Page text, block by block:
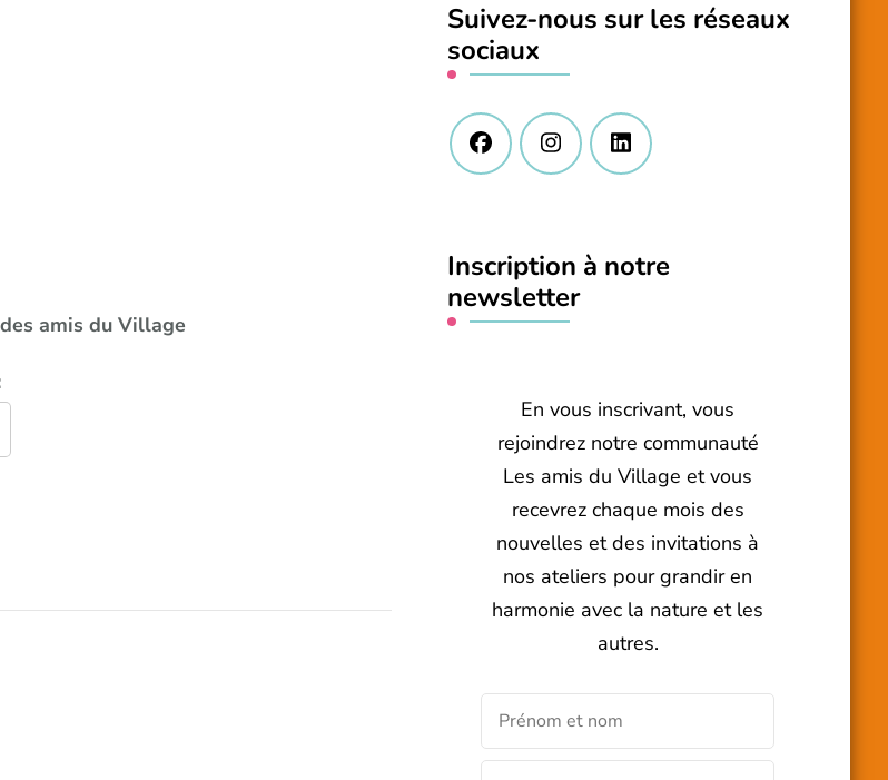
amis du Village
?
Suivez-nous sur les réseaux
sociaux
Inscription à notre
newsletter
En vous inscrivant, vous
rejoindrez notre communauté
Les amis du Village et vous
recevrez chaque mois des
nouvelles et des invitations à
nos ateliers pour grandir en
harmonie avec la nature et les
autres.